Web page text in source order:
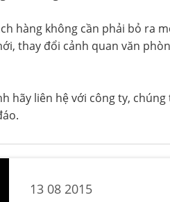
hàng không cần phải bỏ ra
thay đổi cảnh quan văn
hãy liên hệ với công ty,
13 08 2015